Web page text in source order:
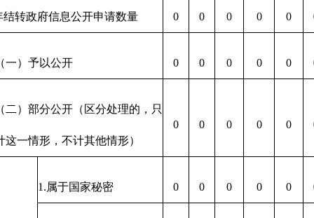
结转政府信息公开申请数量 0 0 0 0 0
一）予以公开 0 0 0 0 0
二）部分公开（区分处理的，只
这一情形，不计其他情形）
0 0 0 0 0
1.属于国家秘密 0 0 0 0 0